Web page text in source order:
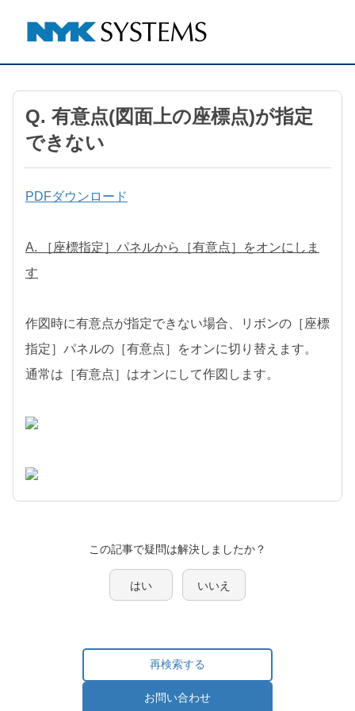
Q. 有意点(図面上の座標点)が指定
できない
PDFダウンロード
A. ［座標指定］パネルから［有意点］をオンにしま
す
作図時に有意点が指定できない場合、リボンの［座標
指定］パネルの［有意点］をオンに切り替えます。
通常は［有意点］はオンにして作図します。
この記事で疑問は解決しましたか？
はい いいえ
再検索する
お問い合わせ